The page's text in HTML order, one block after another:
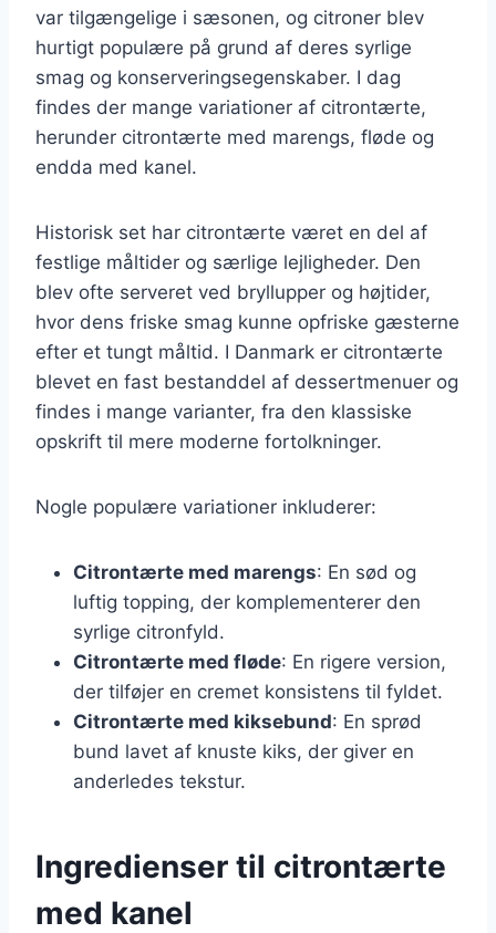
var tilgængelige i sæsonen, og citroner blev
hurtigt populære på grund af deres syrlige
smag og konserveringsegenskaber. I dag
findes der mange variationer af citrontærte,
herunder citrontærte med marengs, fløde og
endda med kanel.
Historisk set har citrontærte været en del af
festlige måltider og særlige lejligheder. Den
blev ofte serveret ved bryllupper og højtider,
hvor dens friske smag kunne opfriske gæsterne
efter et tungt måltid. I Danmark er citrontærte
blevet en fast bestanddel af dessertmenuer og
findes i mange varianter, fra den klassiske
opskrift til mere moderne fortolkninger.
Nogle populære variationer inkluderer:
Citrontærte med marengs: En sød og
luftig topping, der komplementerer den
syrlige citronfyld.
Citrontærte med fløde: En rigere version,
der tilføjer en cremet konsistens til fyldet.
Citrontærte med kiksebund: En sprød
bund lavet af knuste kiks, der giver en
anderledes tekstur.
Ingredienser til citrontærte
med kanel